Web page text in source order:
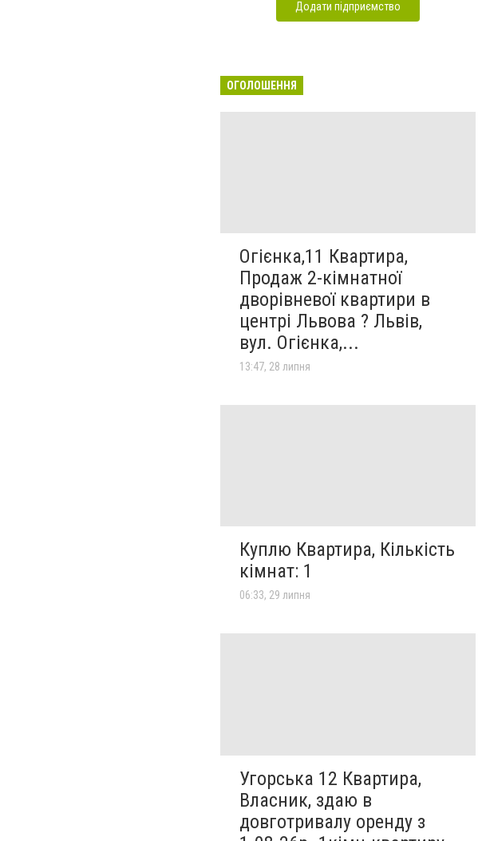
Додати підприємство
ОГОЛОШЕННЯ
Огієнка,11 Квартира,
Продаж 2-кімнатної
дворівневої квартири в
центрі Львова ? Львів,
вул. Огієнка,...
13:47, 28 липня
Куплю Квартира, Кількість
кімнат: 1
06:33, 29 липня
Угорська 12 Квартира,
Власник, здаю в
довготривалу оренду з